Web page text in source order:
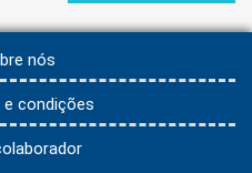
nós
e condições